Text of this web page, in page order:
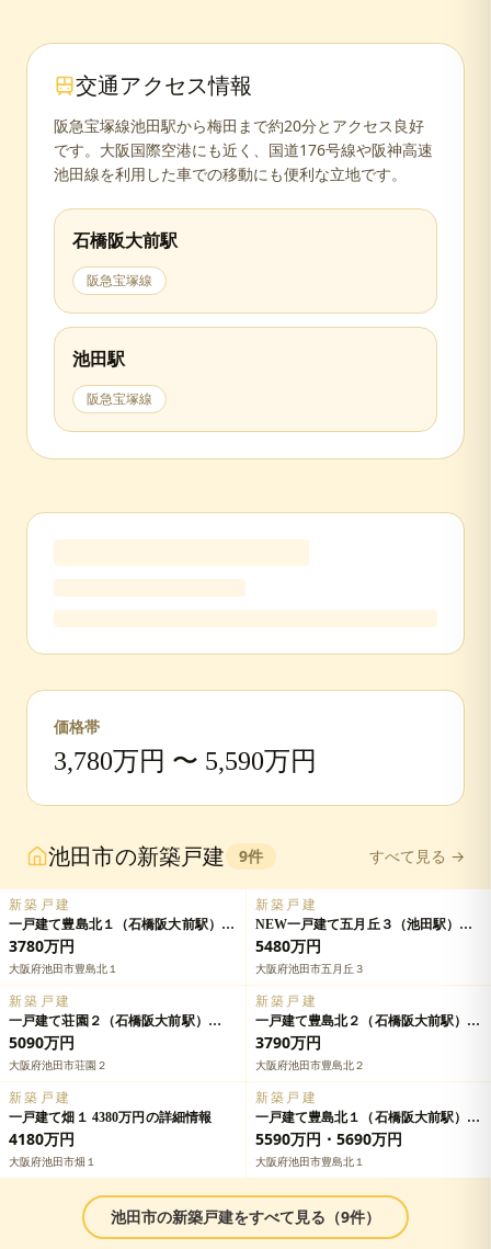
交通アクセス情報
阪急宝塚線池田駅から梅田まで約20分とアクセス良好
です。大阪国際空港にも近く、国道176号線や阪神高速
池田線を利用した車での移動にも便利な立地です。
石橋阪大前駅
阪急宝塚線
池田駅
阪急宝塚線
価格帯
3,780万円 〜 5,590万円
池田市の新築戸建 9件 すべて見る →
新築戸建
一戸建て豊島北１（石橋阪大前駅）
3780万円の詳細情報
3780万円
大阪府池田市豊島北１
新築戸建
NEW一戸建て五月丘３（池田駅）
5480万円の詳細情報
5480万円
大阪府池田市五月丘３
新築戸建
一戸建て荘園２（石橋阪大前駅）
5090万円の詳細情報
5090万円
大阪府池田市荘園２
新築戸建
一戸建て豊島北２（石橋阪大前駅）
3790万円の詳細情報
3790万円
大阪府池田市豊島北２
新築戸建
一戸建て畑１ 4380万円の詳細情報
4180万円
大阪府池田市畑１
新築戸建
一戸建て豊島北１（石橋阪大前駅）
5890万円・5990万円の詳細情報
5590万円・5690万円
大阪府池田市豊島北１
池田市の新築戸建をすべて見る（9件）